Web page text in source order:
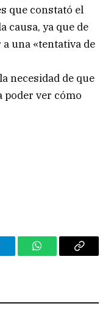
que constató el
causa, ya que de
una «tentativa de
necesidad de que
poder ver cómo
WhatsAppCopy